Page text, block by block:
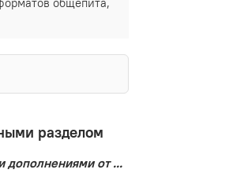
разделом
дополнениями от ...